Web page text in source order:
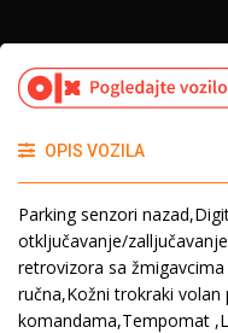
OPIS VOZILA
Parking senzori
otključavanje/
retrovizora sa
ručna,Kožni trokraki volan
komandama,Tempomat